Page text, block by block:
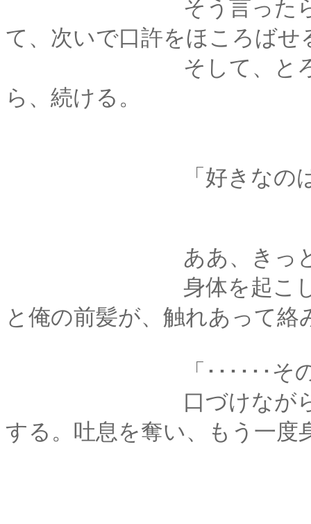
そう言ったら君は驚
て、次いで口許をほころばせ
そして、とろけるよ
ら、続ける。
「好きなのは、
ああ、きっと俺は
身体を起こしてもう
と俺の前髪が、触れあって絡
「･･････その髪も
口づけながら、君の
する。吐息を奪い、もう一度